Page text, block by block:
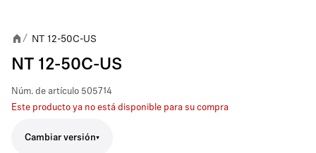
/ NT 12-50C-US
NT 12-50C-US
Núm. de artículo 505714
Este producto ya no está disponible para su compra
Cambiar versión